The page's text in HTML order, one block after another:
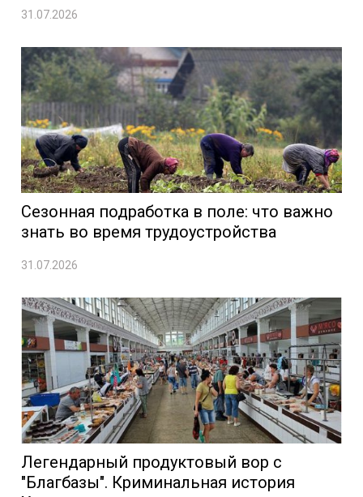
31.07.2026
Сезонная подработка в поле: что важно
знать во время трудоустройства
31.07.2026
Легендарный продуктовый вор с
"Благбазы". Криминальная история